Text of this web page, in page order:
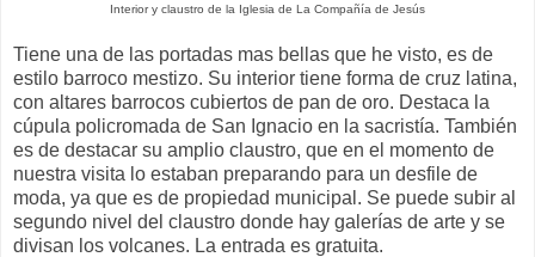
Interior y claustro de la Iglesia de La Compañía de Jesús
Tiene una de las portadas mas bellas que he visto, es de
estilo barroco mestizo. Su interior tiene forma de cruz latina,
con altares barrocos cubiertos de pan de oro. Destaca la
cúpula policromada de San Ignacio en la sacristía. También
es de destacar su amplio claustro, que en el momento de
nuestra visita lo estaban preparando para un desfile de
moda, ya que es de propiedad municipal. Se puede subir al
segundo nivel del claustro donde hay galerías de arte y se
divisan los volcanes. La entrada es gratuita.